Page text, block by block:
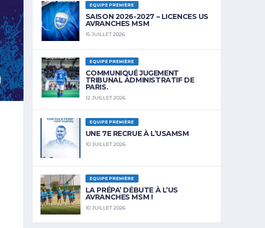
EQUIPE PREMIÈRE
SAISON 2026-2027 – LICENCES US
AVRANCHES MSM
15 JUILLET 2026
EQUIPE PREMIÈRE
COMMUNIQUÉ JUGEMENT
TRIBUNAL ADMINISTRATIF DE
PARIS.
12 JUILLET 2026
EQUIPE PREMIÈRE
UNE 7E RECRUE À L’USAMSM
10 JUILLET 2026
EQUIPE PREMIÈRE
LA PRÉPA’ DÉBUTE À L’US
AVRANCHES MSM !
10 JUILLET 2026